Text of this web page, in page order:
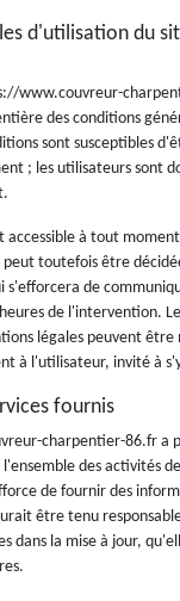
d'utilisation du
www.couvreur-
des conditions
sont susceptibles
; les utilisateurs sont
accessible à tout
toutefois être
s'efforcera de
de l'intervention.
légales peuvent être
à l'utilisateur, invité à
fournis
charpentier-86.fr a
des activités
de fournir des
être tenu
dans la mise à jour,